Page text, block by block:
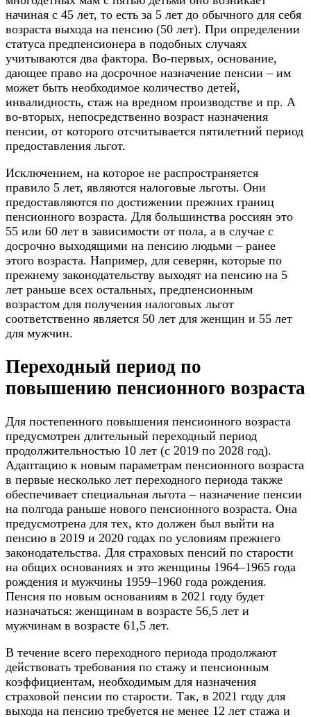
начиная с 45 лет, то есть за 5 лет до обычного для себя
возраста выхода на пенсию (50 лет). При определении
статуса предпенсионера в подобных случаях
учитываются два фактора. Во-первых, основание,
дающее право на досрочное назначение пенсии – им
может быть необходимое количество детей,
инвалидность, стаж на вредном производстве и пр. А
во-вторых, непосредственно возраст назначения
пенсии, от которого отсчитывается пятилетний период
предоставления льгот.
Исключением, на которое не распространяется
правило 5 лет, являются налоговые льготы. Они
предоставляются по достижении прежних границ
пенсионного возраста. Для большинства россиян это
55 или 60 лет в зависимости от пола, а в случае с
досрочно выходящими на пенсию людьми – ранее
этого возраста. Например, для северян, которые по
прежнему законодательству выходят на пенсию на 5
лет раньше всех остальных, предпенсионным
возрастом для получения налоговых льгот
соответственно является 50 лет для женщин и 55 лет
для мужчин.
Переходный период по
повышению пенсионного возраста
Для постепенного повышения пенсионного возраста
предусмотрен длительный переходный период
продолжительностью 10 лет (с 2019 по 2028 год).
Адаптацию к новым параметрам пенсионного возраста
в первые несколько лет переходного периода также
обеспечивает специальная льгота – назначение пенсии
на полгода раньше нового пенсионного возраста. Она
предусмотрена для тех, кто должен был выйти на
пенсию в 2019 и 2020 годах по условиям прежнего
законодательства. Для страховых пенсий по старости
на общих основаниях и это женщины 1964–1965 года
рождения и мужчины 1959–1960 года рождения.
Пенсия по новым основаниям в 2021 году будет
назначаться: женщинам в возрасте 56,5 лет и
мужчинам в возрасте 61,5 лет.
В течение всего переходного периода продолжают
действовать требования по стажу и пенсионным
коэффициентам, необходимым для назначения
страховой пенсии по старости. Так, в 2021 году для
выхода на пенсию требуется не менее 12 лет стажа и